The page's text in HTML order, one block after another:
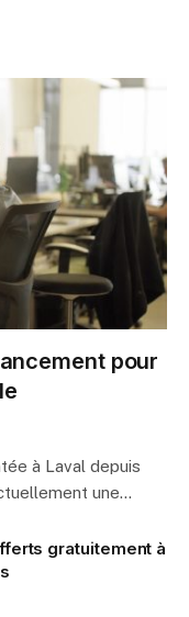
pour
à Laval depuis
une…
gratuitement à